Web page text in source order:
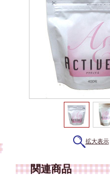
拡大表示
関連商品